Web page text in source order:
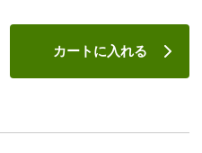
カートに入れる